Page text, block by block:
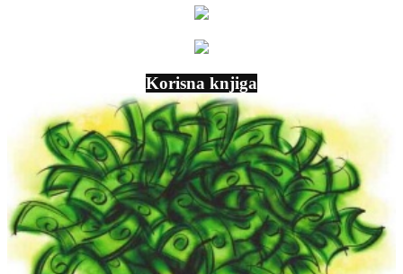
Korisna knjiga